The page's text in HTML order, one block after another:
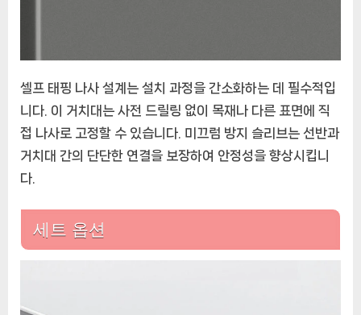
셀프 태핑 나사 설계는 설치 과정을 간소화하는 데 필수적입
니다. 이 거치대는 사전 드릴링 없이 목재나 다른 표면에 직
접 나사로 고정할 수 있습니다. 미끄럼 방지 슬리브는 선반과
거치대 간의 단단한 연결을 보장하여 안정성을 향상시킵니
다.
세트 옵션